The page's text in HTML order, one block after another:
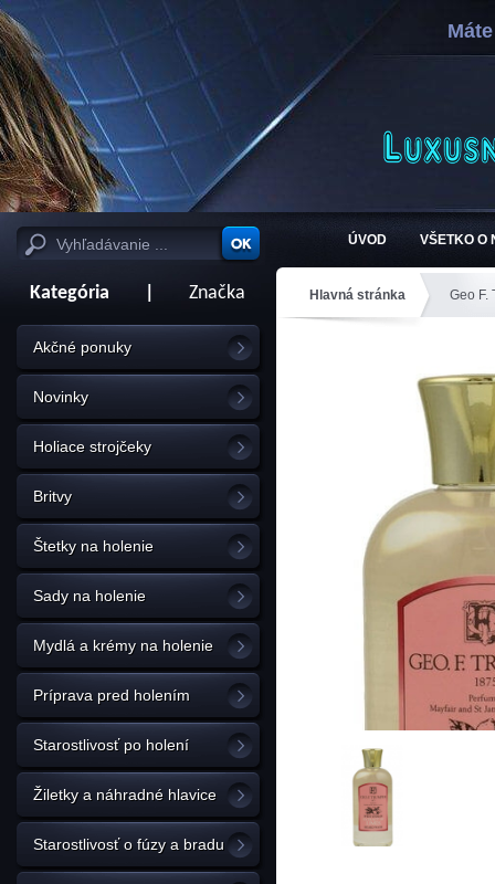
ÚVOD VŠETKO O
Kategória Značka
Akčné ponuky
Novinky
Holiace strojčeky
Britvy
Štetky na holenie
Sady na holenie
Mydlá a krémy na holenie
Príprava pred holením
Starostlivosť po holení
Žiletky a náhradné hlavice
Starostlivosť o fúzy a bradu
Hlavná stránka Geo F.